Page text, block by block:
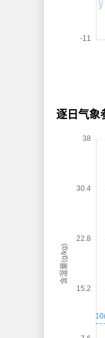
逐日气